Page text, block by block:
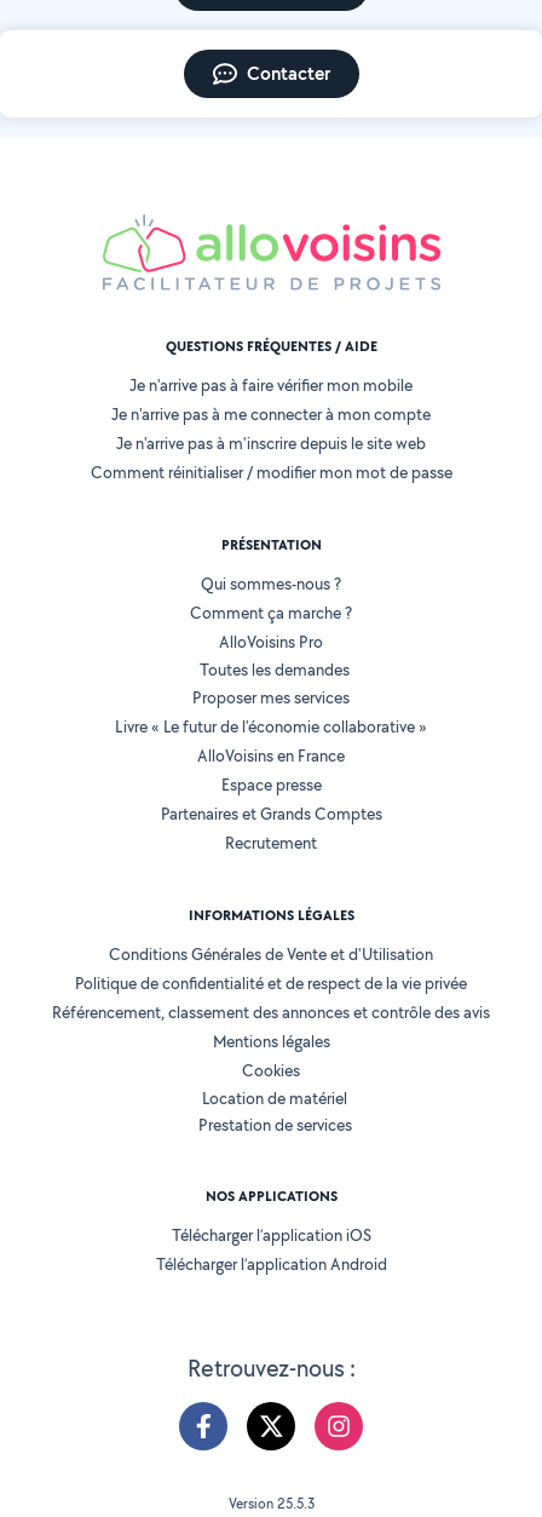
Contacter
Retrouvez-nous :
QUESTIONS FRÉQUENTES / AIDE
Je n'arrive pas à faire vérifier mon mobile
Je n'arrive pas à me connecter à mon compte
Je n'arrive pas à m'inscrire depuis le site web
Comment réinitialiser / modifier mon mot de passe
PRÉSENTATION
Qui sommes-nous ?
Comment ça marche ?
AlloVoisins Pro
Toutes les demandes
Proposer mes services
Livre « Le futur de l'économie collaborative »
AlloVoisins en France
Espace presse
Partenaires et Grands Comptes
Recrutement
INFORMATIONS LÉGALES
Conditions Générales de Vente et d'Utilisation
Politique de confidentialité et de respect de la vie privée
Référencement, classement des annonces et contrôle des avis
Mentions légales
Cookies
Location de matériel
Prestation de services
NOS APPLICATIONS
Télécharger l’application iOS
Télécharger l’application Android
Version 25.5.3